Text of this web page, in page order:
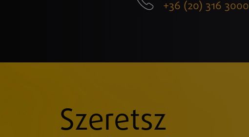
+36 (20) 316 3000
Szeretsz